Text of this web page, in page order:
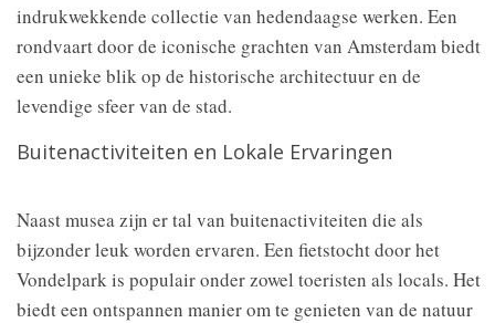
indrukwekkende collectie van hedendaagse werken. Een
rondvaart door de iconische grachten van Amsterdam biedt
een unieke blik op de historische architectuur en de
levendige sfeer van de stad.
Buitenactiviteiten en Lokale Ervaringen
Naast musea zijn er tal van buitenactiviteiten die als
bijzonder leuk worden ervaren. Een fietstocht door het
Vondelpark is populair onder zowel toeristen als locals. Het
biedt een ontspannen manier om te genieten van de natuur